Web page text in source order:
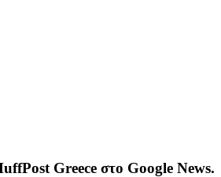
Greece στο Google News.